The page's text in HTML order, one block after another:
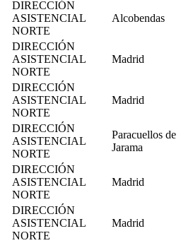
DIRECCIÓN
ASISTENCIAL
NORTE
Alcobendas
DIRECCIÓN
ASISTENCIAL
NORTE
Madrid
DIRECCIÓN
ASISTENCIAL
NORTE
Madrid
DIRECCIÓN
ASISTENCIAL
NORTE
Paracuellos de
Jarama
DIRECCIÓN
ASISTENCIAL
NORTE
Madrid
DIRECCIÓN
ASISTENCIAL
NORTE
Madrid